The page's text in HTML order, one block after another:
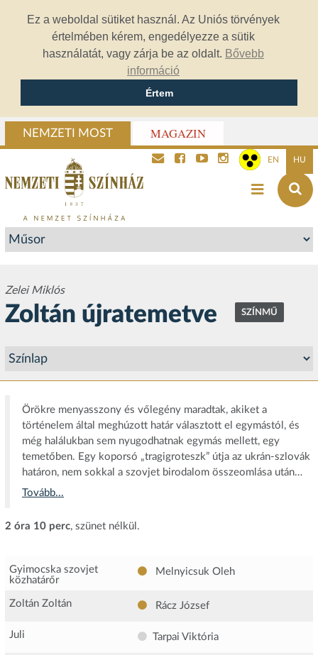
Ez a weboldal sütiket használ. Az Uniós törvények
értelmében kérem, engedélyezze a sütik
használatát, vagy zárja be az oldalt. Bővebb
információ
Értem
NEMZETI MOST MAGAZIN
EN HU
Zelei Miklós
Zoltán újratemetve SZÍNMŰ
Örökre menyasszony és vőlegény maradtak, akiket a
történelem által meghúzott határ választott el egymástól, és
még halálukban sem nyugodhatnak egymás mellett, egy
temetőben. Egy koporsó „tragigroteszk” útja az ukrán-szlovák
határon, nem sokkal a szovjet birodalom összeomlása után…
Tovább...
2 óra 10 perc, szünet nélkül.
Gyimocska szovjet
közhatárőr
Melnyicsuk Oleh
Zoltán Zoltán Rácz József
Juli Tarpai Viktória